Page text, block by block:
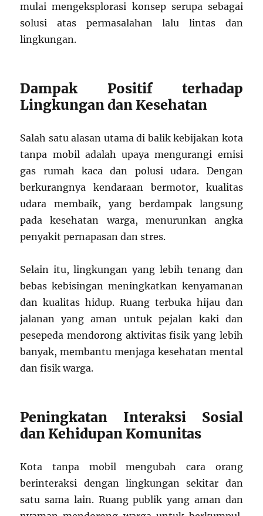
mulai mengeksplorasi konsep serupa sebagai
solusi atas permasalahan lalu lintas dan
lingkungan.
Dampak Positif terhadap
Lingkungan dan Kesehatan
Salah satu alasan utama di balik kebijakan kota
tanpa mobil adalah upaya mengurangi emisi
gas rumah kaca dan polusi udara. Dengan
berkurangnya kendaraan bermotor, kualitas
udara membaik, yang berdampak langsung
pada kesehatan warga, menurunkan angka
penyakit pernapasan dan stres.
Selain itu, lingkungan yang lebih tenang dan
bebas kebisingan meningkatkan kenyamanan
dan kualitas hidup. Ruang terbuka hijau dan
jalanan yang aman untuk pejalan kaki dan
pesepeda mendorong aktivitas fisik yang lebih
banyak, membantu menjaga kesehatan mental
dan fisik warga.
Peningkatan Interaksi Sosial
dan Kehidupan Komunitas
Kota tanpa mobil mengubah cara orang
berinteraksi dengan lingkungan sekitar dan
satu sama lain. Ruang publik yang aman dan